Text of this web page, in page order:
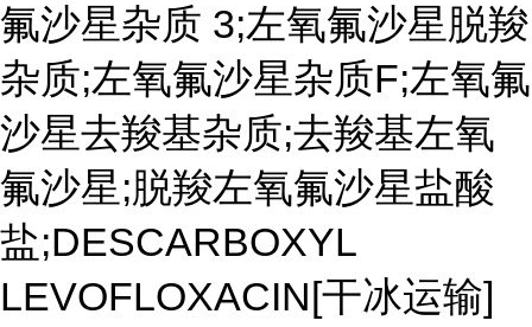
氟沙星杂质 3;左氧氟沙星脱羧
杂质;左氧氟沙星杂质F;左氧氟
沙星去羧基杂质;去羧基左氧
氟沙星;脱羧左氧氟沙星盐酸
盐;DESCARBOXYL
LEVOFLOXACIN[干冰运输]